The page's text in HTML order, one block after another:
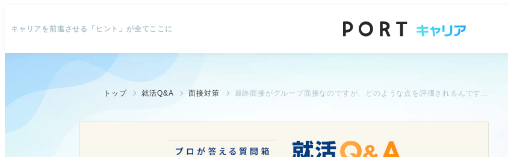
キャリアを前進させる「ヒント」が全てここに
トップ 就活Q&A 面接対策 最終面接がグループ面接なのですが、どのような点を評価されるんですか？